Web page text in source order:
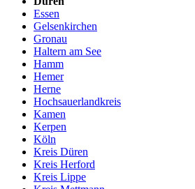
Essen
Gelsenkirchen
Gronau
Haltern am See
Hamm
Hemer
Herne
Hochsauerlandkreis
Kamen
Kerpen
Köln
Kreis Düren
Kreis Herford
Kreis Lippe